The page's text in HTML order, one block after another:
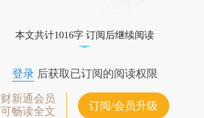
本文共计1016字 订阅后继续阅读
登录后获取已订阅的阅读权限
财新通会员
可畅读全文
订阅/会员升级